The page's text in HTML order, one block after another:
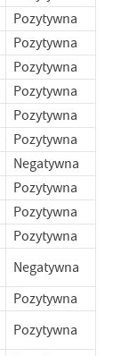
Pozytywna
Pozytywna
Pozytywna
Pozytywna
Pozytywna
Pozytywna
Negatywna
Pozytywna
Pozytywna
Pozytywna
Negatywna
Pozytywna
Pozytywna